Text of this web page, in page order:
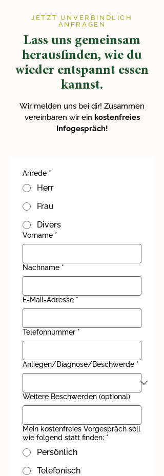
JETZT UNVERBINDLICH
ANFRAGEN
Lass uns gemeinsam
herausfinden, wie du
wieder entspannt essen
kannst.
Wir melden uns bei dir! Zusammen
vereinbaren wir ein kostenfreies
Infogespräch!
Anrede *
Herr
Frau
Divers
Vorname *
Nachname *
E-Mail-Adresse *
Telefonnummer *
Anliegen/Diagnose/Beschwerde *
Weitere Beschwerden (optional)
Mein kostenfreies Vorgespräch soll
wie folgend statt finden: *
Persönlich
Telefonisch